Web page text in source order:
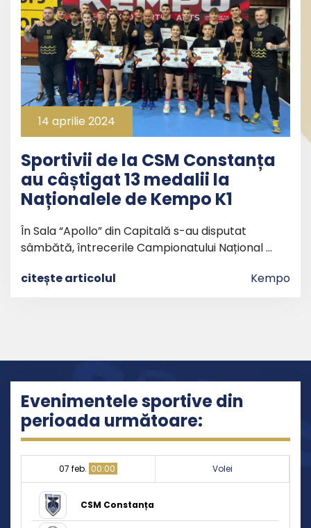
14 aprilie 2024
Sportivii de la CSM Constanța
au câștigat 13 medalii la
Naționalele de Kempo K1
În Sala “Apollo” din Capitală s-au disputat
sâmbătă, întrecerile Campionatului Național …
citește articolul
Kempo
Evenimentele sportive din
perioada următoare:
07 feb. 00:00 Volei
CSM Constanța